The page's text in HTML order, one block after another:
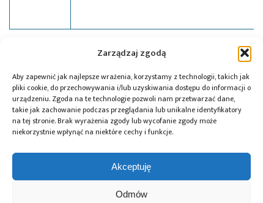
Zarządzaj zgodą
Aby zapewnić jak najlepsze wrażenia, korzystamy z technologii, takich jak
pliki cookie, do przechowywania i/lub uzyskiwania dostępu do informacji o
urządzeniu. Zgoda na te technologie pozwoli nam przetwarzać dane,
takie jak zachowanie podczas przeglądania lub unikalne identyfikatory
na tej stronie. Brak wyrażenia zgody lub wycofanie zgody może
niekorzystnie wpłynąć na niektóre cechy i funkcje.
Akceptuję
Odmów
news,webinarium
Przeczytaj również:
Microchip i Micron
prezentują